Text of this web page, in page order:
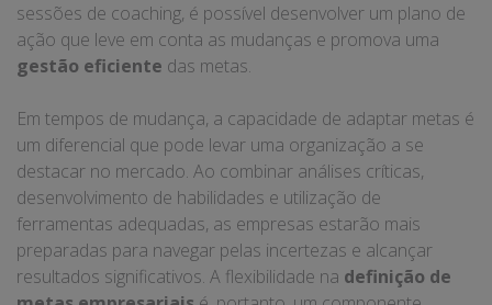
sessões de coaching, é possível desenvolver um plano de
ação que leve em conta as mudanças e promova uma
gestão eficiente das metas.
Em tempos de mudança, a capacidade de adaptar metas é
um diferencial que pode levar uma organização a se
destacar no mercado. Ao combinar análises críticas,
desenvolvimento de habilidades e utilização de
ferramentas adequadas, as empresas estarão mais
preparadas para navegar pelas incertezas e alcançar
resultados significativos. A flexibilidade na definição de